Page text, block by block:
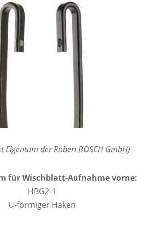
Eigentum der Robert BOSCH GmbH)
für Wischblatt-Aufnahme vorne:
HBG2-1
U-förmiger Haken